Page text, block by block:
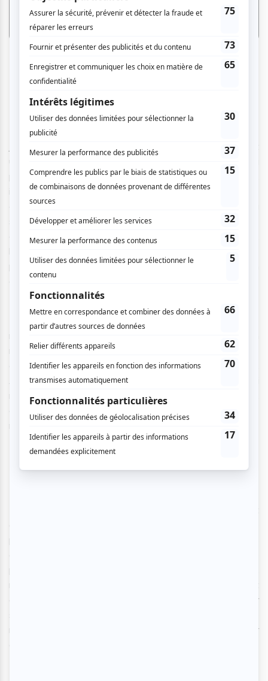
Une scénographie gourmande et un récit
tendre
est dressée tel un menu quatre services, offrant
un clin d’œil aux livres de recettes que Janette Bertrand a
publiés à travers les années. D’ailleurs, la scénographie,
imaginée par Odile Gamache, présente un décor en formule
cabaret, entourée à gauche et à droite par des tables où
sont assis des privilégiés se faisant servir différents plats
à chaque acte : l’entrée froide (la relation avec sa mère),
publique), et termine finalement avec le dessert, sa relation
avec son deuxième grand amour, Donald.
Le moteur narratif de la pièce est guidé par une anecdote
ricanant ne pas s’être fait reconnaître par une adolescente
dans une boucherie (ce qui a outré la mère de la petite).
Avec douceur et sens de l’humour, elle procède alors à lui
relater les chapitres importants de sa vie, autant ceux
connus de la sphère publique, que des moments plus
marquants de sa vie personnelle.
Une ode aux femmes
c’est réellement le sentiment que le personnage offrait sur
mettait le public en confiance et il se laissait ensuite bercer